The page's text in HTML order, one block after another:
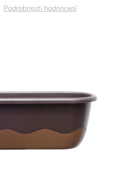
Podrobnosti hodnocení